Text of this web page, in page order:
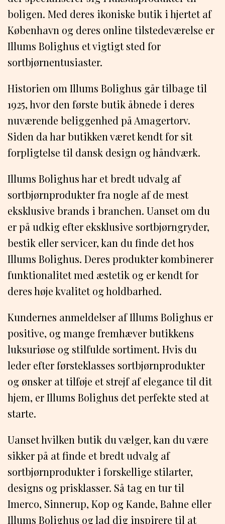
boligen. Med deres ikoniske butik i hjertet af
København og deres online tilstedeværelse er
Illums Bolighus et vigtigt sted for
sortbjørnentusiaster.
Historien om Illums Bolighus går tilbage til
1925, hvor den første butik åbnede i deres
nuværende beliggenhed på Amagertorv.
Siden da har butikken været kendt for sit
forpligtelse til dansk design og håndværk.
Illums Bolighus har et bredt udvalg af
sortbjørnprodukter fra nogle af de mest
eksklusive brands i branchen. Uanset om du
er på udkig efter eksklusive sortbjørngryder,
bestik eller servicer, kan du finde det hos
Illums Bolighus. Deres produkter kombinerer
funktionalitet med æstetik og er kendt for
deres høje kvalitet og holdbarhed.
Kundernes anmeldelser af Illums Bolighus er
positive, og mange fremhæver butikkens
luksuriøse og stilfulde sortiment. Hvis du
leder efter førsteklasses sortbjørnprodukter
og ønsker at tilføje et strejf af elegance til dit
hjem, er Illums Bolighus det perfekte sted at
starte.
Uanset hvilken butik du vælger, kan du være
sikker på at finde et bredt udvalg af
sortbjørnprodukter i forskellige stilarter,
designs og prisklasser. Så tag en tur til
Imerco, Sinnerup, Kop og Kande, Bahne eller
Illums Bolighus og lad dig inspirere til at